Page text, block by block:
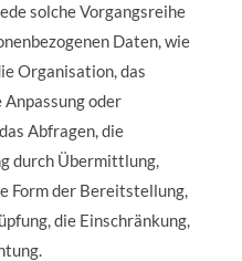
solche Vorgangsreihe
Daten, wie
Organisation, das
Anpassung oder
Abfragen, die
durch Übermittlung,
Form der Bereitstellung,
die Einschränkung,